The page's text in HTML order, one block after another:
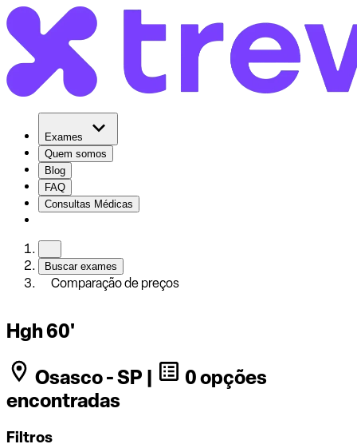
Exames
Quem somos
Blog
FAQ
Consultas Médicas
Buscar exames
Comparação de preços
Hgh 60'
Osasco - SP |
0 opções
encontradas
Filtros